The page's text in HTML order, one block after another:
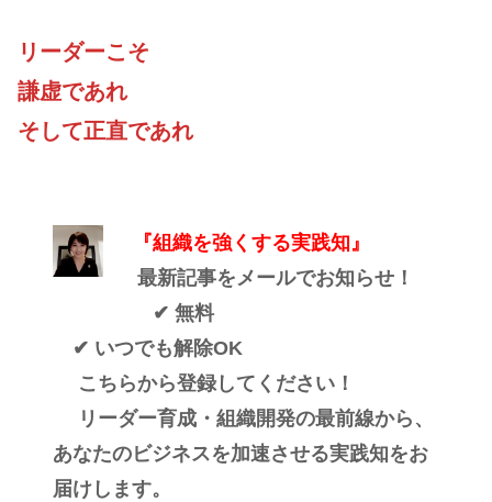
リーダーこそ
謙虚であれ
そして正直であれ
『組織を強くする実践知』
最新記事をメールでお知らせ！
✔ 無料
✔ いつでも解除OK
こちらから登録してください！
リーダー育成・組織開発の最前線から、
あなたのビジネスを加速させる実践知をお
届けします。